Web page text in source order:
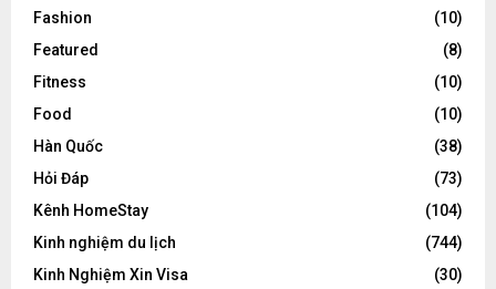
Fashion
(10)
Featured
(8)
Fitness
(10)
Food
(10)
Hàn Quốc
(38)
Hỏi Đáp
(73)
Kênh HomeStay
(104)
Kinh nghiệm du lịch
(744)
Kinh Nghiệm Xin Visa
(30)